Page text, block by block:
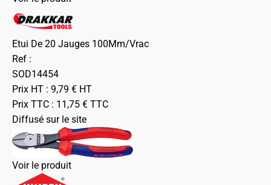
Etui De 20 Jauges 100Mm/Vrac
Ref :
SOD14454
Prix HT : 9,79 € HT
Prix TTC : 11,75 € TTC
Diffusé sur le site
Voir le produit